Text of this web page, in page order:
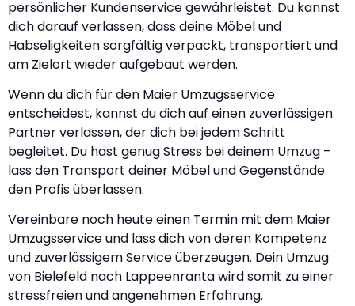
persönlicher Kundenservice gewährleistet. Du kannst
dich darauf verlassen, dass deine Möbel und
Habseligkeiten sorgfältig verpackt, transportiert und
am Zielort wieder aufgebaut werden.
Wenn du dich für den Maier Umzugsservice
entscheidest, kannst du dich auf einen zuverlässigen
Partner verlassen, der dich bei jedem Schritt
begleitet. Du hast genug Stress bei deinem Umzug –
lass den Transport deiner Möbel und Gegenstände
den Profis überlassen.
Vereinbare noch heute einen Termin mit dem Maier
Umzugsservice und lass dich von deren Kompetenz
und zuverlässigem Service überzeugen. Dein Umzug
von Bielefeld nach Lappeenranta wird somit zu einer
stressfreien und angenehmen Erfahrung.